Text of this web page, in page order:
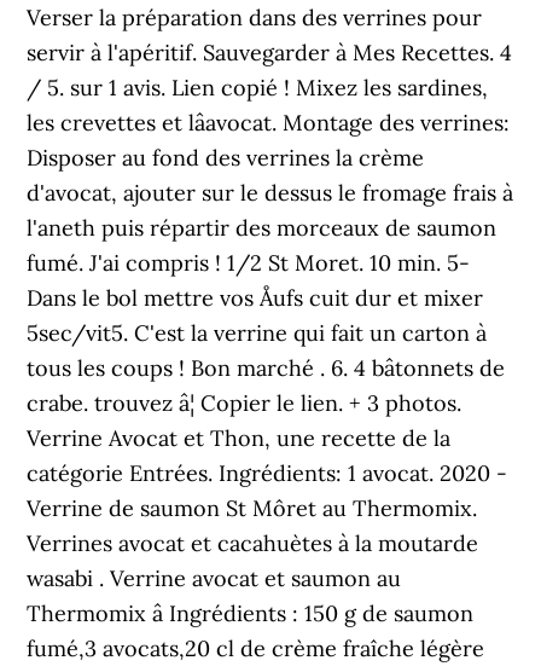
Verser la préparation dans des verrines pour
servir à l'apéritif. Sauvegarder à Mes Recettes. 4
/ 5. sur 1 avis. Lien copié ! Mixez les sardines,
les crevettes et lâavocat. Montage des verrines:
Disposer au fond des verrines la crème
d'avocat, ajouter sur le dessus le fromage frais à
l'aneth puis répartir des morceaux de saumon
fumé. J'ai compris ! 1/2 St Moret. 10 min. 5-
Dans le bol mettre vos Åufs cuit dur et mixer
5sec/vit5. C'est la verrine qui fait un carton à
tous les coups ! Bon marché . 6. 4 bâtonnets de
crabe. trouvez â¦ Copier le lien. + 3 photos.
Verrine Avocat et Thon, une recette de la
catégorie Entrées. Ingrédients: 1 avocat. 2020 -
Verrine de saumon St Môret au Thermomix.
Verrines avocat et cacahuètes à la moutarde
wasabi . Verrine avocat et saumon au
Thermomix â Ingrédients : 150 g de saumon
fumé,3 avocats,20 cl de crème fraîche légère